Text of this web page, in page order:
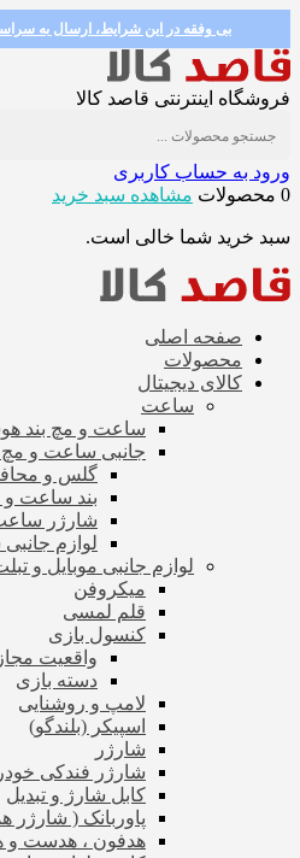
بی وفقه در این شرایط، ارسال به
فروشگاه اینترنتی قاصد کالا
ورود به حساب کاربری
0 محصولات
مشاهده سبد خرید
سبد خرید شما خالی است.
صفحه اصلی
محصولات
کالای دیجیتال
ساعت
ساعت و مچ بند
جانبی ساعت و مچ
گلس و
بند ساعت و
شارژر
لوازم
لوازم جانبی موبایل و
میکروفن
قلم لمسی
کنسول بازی
واقعیت
دسته بازی
لامپ و روشنایی
اسپیکر (بلندگو)
شارژر
شارژر فندکی
کابل شارژ و تبدیل
پاوربانک ( شارژر
هدفون ، هدست و